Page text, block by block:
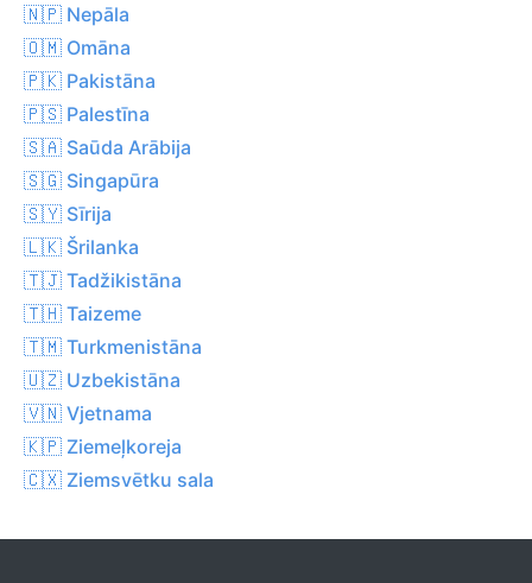
🇳🇵 Nepāla
🇴🇲 Omāna
🇵🇰 Pakistāna
🇵🇸 Palestīna
🇸🇦 Saūda Arābija
🇸🇬 Singapūra
🇸🇾 Sīrija
🇱🇰 Šrilanka
🇹🇯 Tadžikistāna
🇹🇭 Taizeme
🇹🇲 Turkmenistāna
🇺🇿 Uzbekistāna
🇻🇳 Vjetnama
🇰🇵 Ziemeļkoreja
🇨🇽 Ziemsvētku sala